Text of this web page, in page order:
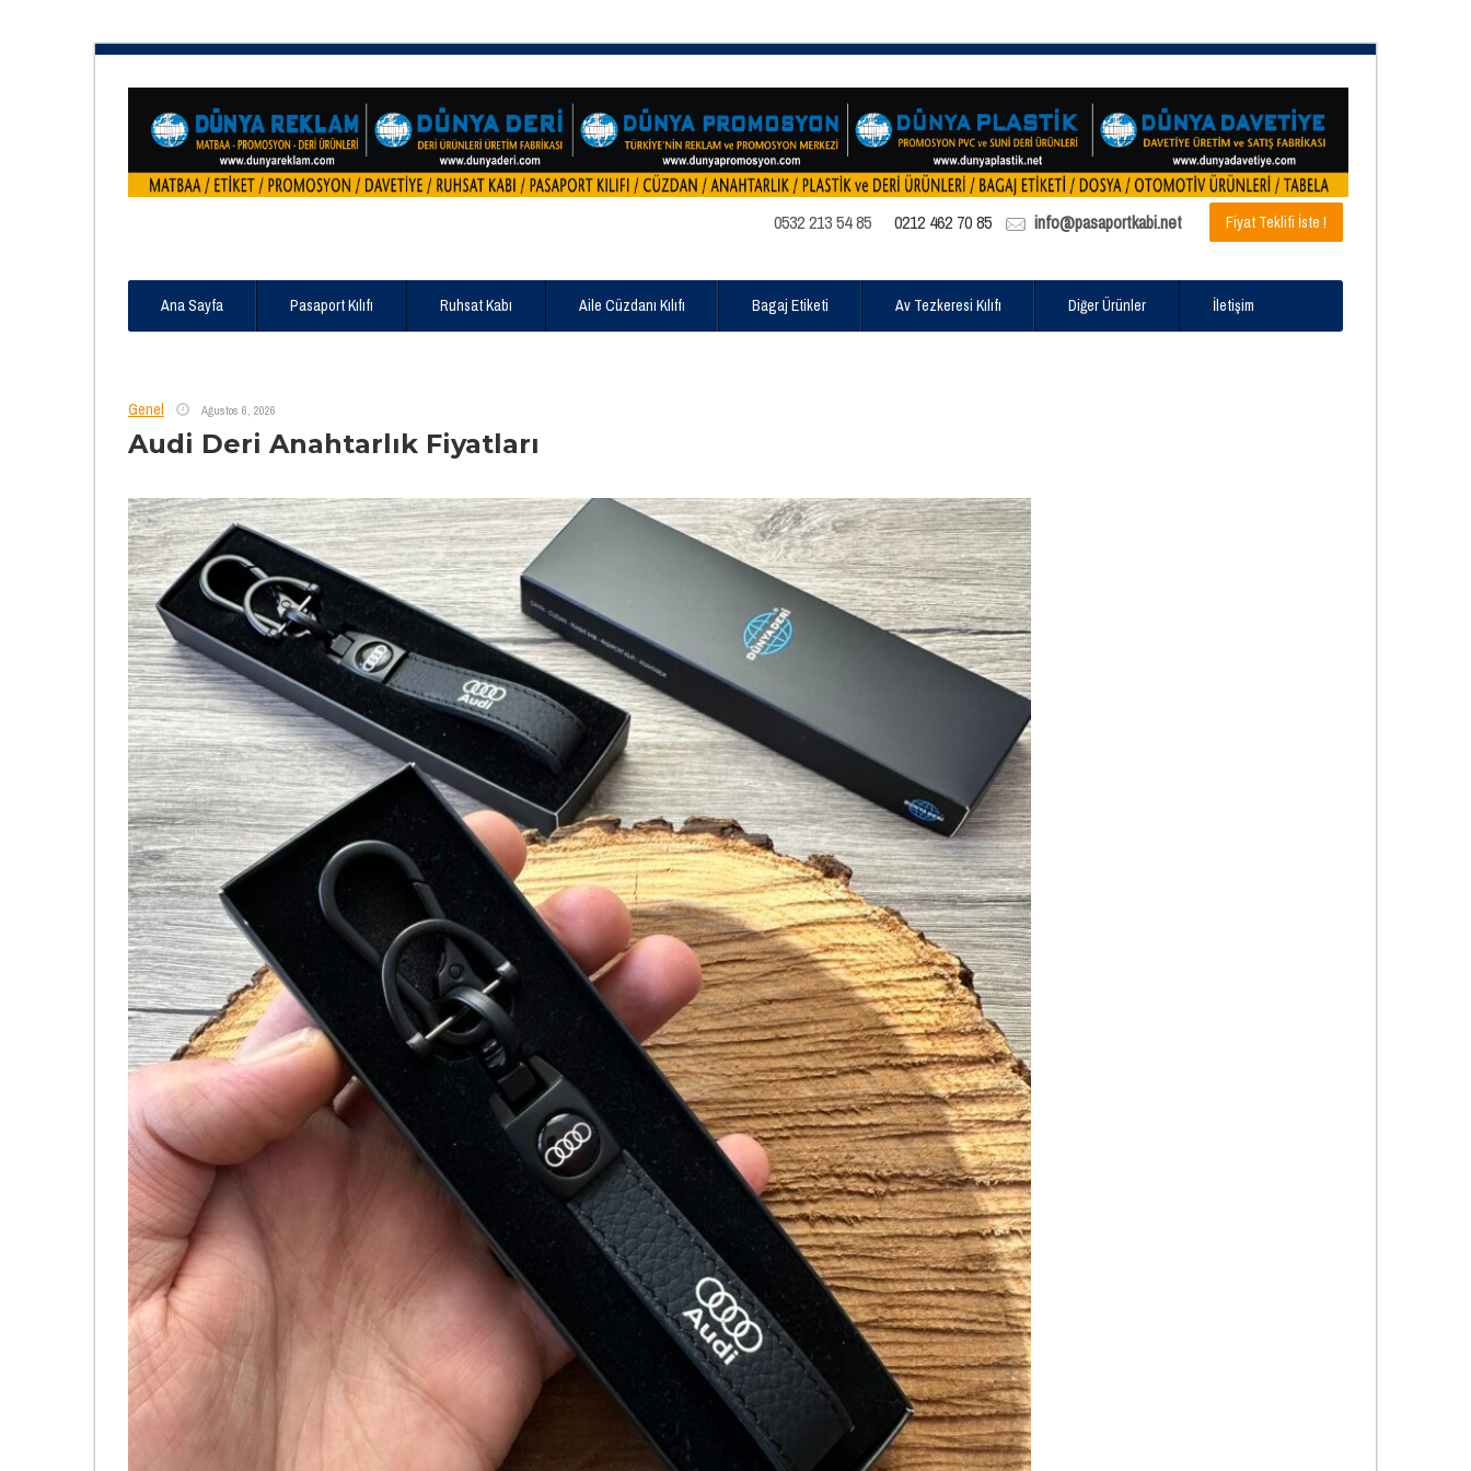
0532 213 54 85 0212 462 70 85 info@pasaportkabi.net Fiyat Teklifi İste !
Ana Sayfa Pasaport Kılıfı Ruhsat Kabı Aile Cüzdanı Kılıfı Bagaj Etiketi Av Tezkeresi Kılıfı Diğer Ürünler İletişim
Genel Ağustos 6, 2026
Audi Deri Anahtarlık Fiyatları